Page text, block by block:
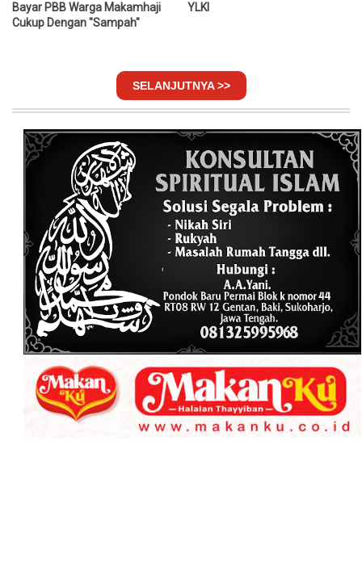
Bayar PBB Warga Makamhaji
Cukup Dengan "Sampah"
YLKI
SELANJUTNYA >>